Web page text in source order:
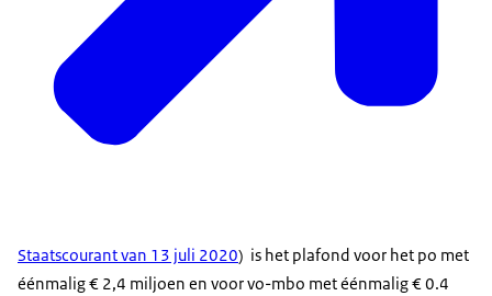
Staatscourant van 13 juli 2020) is het plafond voor het po met
éénmalig € 2,4 miljoen en voor vo-mbo met éénmalig € 0.4